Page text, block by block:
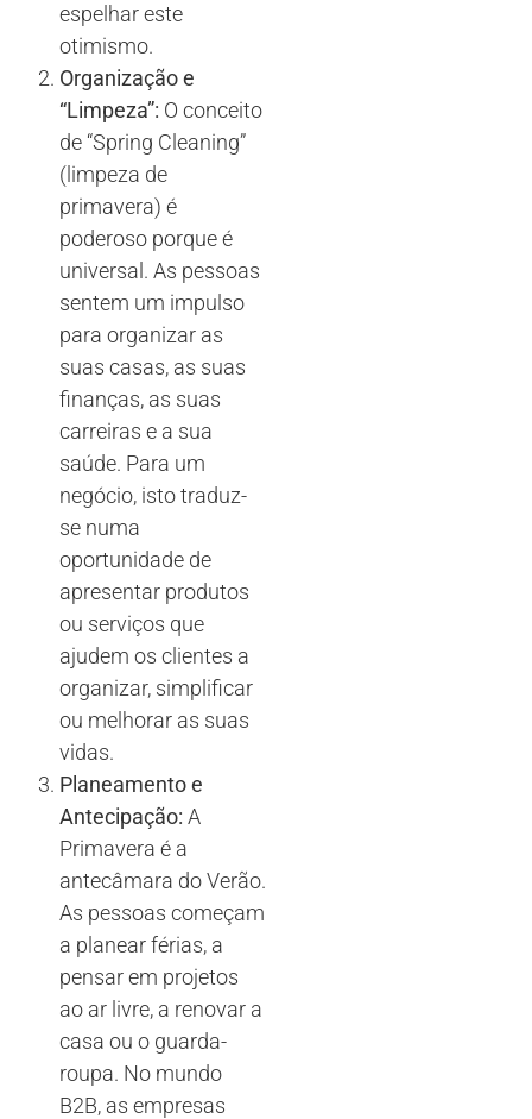
espelhar este
otimismo.
Organização e
“Limpeza”: O conceito
de “Spring Cleaning”
(limpeza de
primavera) é
poderoso porque é
universal. As pessoas
sentem um impulso
para organizar as
suas casas, as suas
finanças, as suas
carreiras e a sua
saúde. Para um
negócio, isto traduz-
se numa
oportunidade de
apresentar produtos
ou serviços que
ajudem os clientes a
organizar, simplificar
ou melhorar as suas
vidas.
Planeamento e
Antecipação: A
Primavera é a
antecâmara do Verão.
As pessoas começam
a planear férias, a
pensar em projetos
ao ar livre, a renovar a
casa ou o guarda-
roupa. No mundo
B2B, as empresas